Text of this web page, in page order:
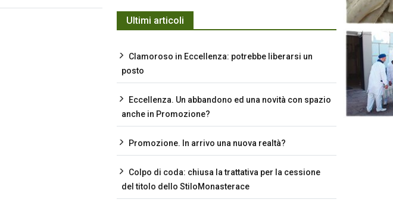
Ultimi articoli
Clamoroso in Eccellenza: potrebbe liberarsi un
posto
Eccellenza. Un abbandono ed una novità con spazio
anche in Promozione?
Promozione. In arrivo una nuova realtà?
Colpo di coda: chiusa la trattativa per la cessione
del titolo dello StiloMonasterace